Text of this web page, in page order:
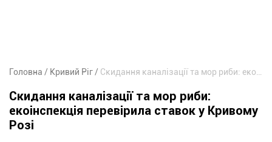
Головна Кривий Ріг
Скидання каналізації та мор риби:
екоінспекція перевірила ставок у Кривому
Розі